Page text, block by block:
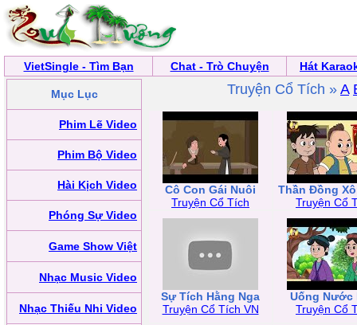
VietSingle - Tìm Bạn Chat - Trò Chuyện Hát
Mục Lục
Phim Lẽ Video
Phim Bộ Video
Hài Kịch Video
Phóng Sự Video
Game Show Việt
Nhạc Music Video
Nhạc Thiếu Nhi Video
Truyện Cổ Tích » A
Cô Con Gái Nuôi
Truyện Cổ Tích
Thần Đồng
Truyện Cổ
Sự Tích Hằng Nga
Truyện Cổ Tích VN
Uống Nước
Truyện Cổ